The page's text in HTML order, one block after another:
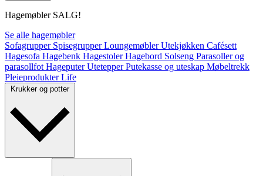
Hagemøbler SALG!
Se alle hagemøbler
Sofagrupper SpisegrupperLoungemøblerUtekjøkken Cafésett
Hagesofa Hagebenk HagestolerHagebord Solseng Parasoller og
parasollfot HageputerUtetepperPutekasse og uteskap Møbeltrekk
PleieprodukterLife
Krukker og potter